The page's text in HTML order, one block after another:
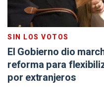
SIN LOS VOTOS
El Gobierno dio
reforma para
por extranjeros